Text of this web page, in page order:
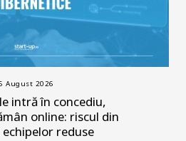
August 2026
intră în concediu,
online: riscul din
reduse